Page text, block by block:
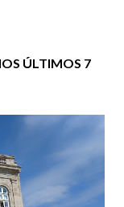
ÚLTIMOS 7